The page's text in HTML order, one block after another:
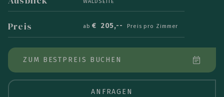
Preis ab € 205,-- Preis pro Zimmer
ZUM BESTPREIS BUCHEN
ANFRAGEN